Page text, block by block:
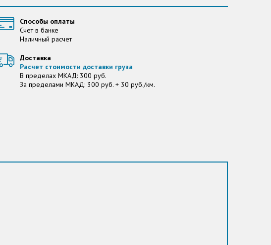
Способы оплаты
Счет в банке
Наличный расчет
Доставка
Расчет стоимости доставки груза
В пределах МКАД: 300 руб.
За пределами МКАД: 300 руб. + 30 руб./км.